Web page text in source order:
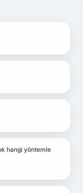
hangi yöntemle